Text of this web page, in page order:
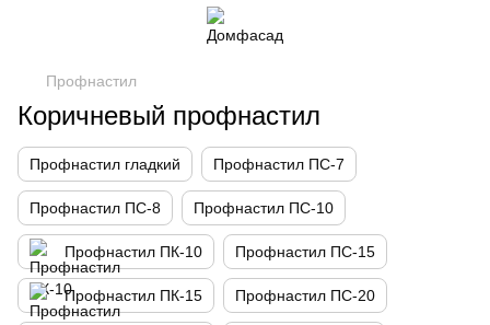
Профнастил
Коричневый профнастил
Профнастил гладкий Профнастил ПС-7
Профнастил ПС-8 Профнастил ПС-10
Профнастил ПК-10 Профнастил ПС-15
Профнастил ПК-15 Профнастил ПС-20